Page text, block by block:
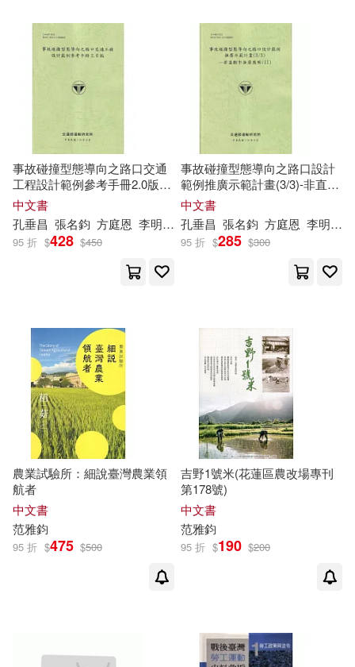
許添本(2)
雷衍芩(2)
黃明正(2)
交通部運輸研究所(2)
農業部農業試驗所(2)
哈林文化出版社(1)
果實出版社(1) 農業部(1)
配送方式 (可複選)
可超商取貨(10)
可海外宅配(10)
可港澳店取(9)
事故碰撞型態導向之路口交通
工程設計範例參考手冊2.0版
(114綠)
中文書
孔垂昌 張名鈞 方庭恩 李明聰 溫谷琳 王嘉誠 葉祖宏 許添本
95 折 $428 $450
事故碰撞型態導向之路口設計
範例推廣示範計畫(3/3)-非直轄
市推廣應用(II)(114綠)
中文書
孔垂昌 張名鈞 方庭恩 李明聰
95 折 $285 $300
農業試驗所：細說臺灣農業領
航者
中文書
范雅鈞
95 折 $475 $500
吉野1號米(花蓮區農改場專刊
第178號)
中文書
范雅鈞
95 折 $190 $200